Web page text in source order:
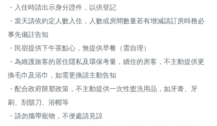
・入住時請出示身分證件，以供登記
・當天請依約定人數入住，人數或房間數量若有增減請訂房時務必
事先備註告知
・民宿提供下午茶點心，無提供早餐（需自理）
・為維護旅客的居住隱私及環保考量，續住的房客，不主動提供更
換毛巾及浴巾，如需更換請主動告知
・配合政府限塑政策，不主動提供一次性盥洗用品，如牙膏、牙
刷、刮鬍刀、浴帽等
・請勿攜帶寵物，不便處請見諒